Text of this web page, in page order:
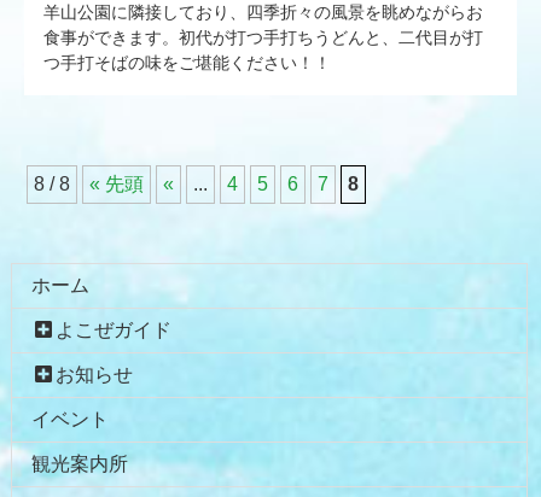
羊山公園に隣接しており、四季折々の風景を眺めながらお
食事ができます。初代が打つ手打ちうどんと、二代目が打
つ手打そばの味をご堪能ください！！
8 / 8 « 先頭 « ... 4 5 6 7
8
ン
文
先
の
へ
る
ホーム
よこぜガイド
お知らせ
イベント
観光案内所